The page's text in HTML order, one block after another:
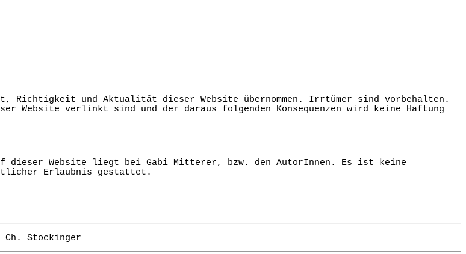
Richtigkeit und Aktualität dieser Website übernommen. Irrtümer sind vorbehalten.
Website verlinkt sind und der daraus folgenden Konsequenzen wird keine Haftung
dieser Website liegt bei Gabi Mitterer, bzw. den AutorInnen. Es ist keine
Erlaubnis gestattet.
Ch. Stockinger